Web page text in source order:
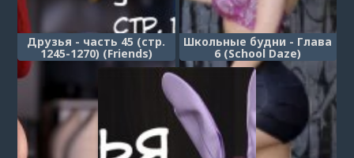
Друзья - часть 45 (стр.
1245-1270) (Friends)
Школьные будни - Глава
6 (School Daze)